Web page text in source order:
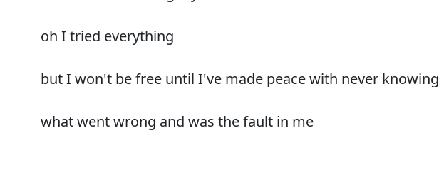
oh I tried everything
but I won't be free until I've made peace with never knowing
what went wrong and was the fault in me